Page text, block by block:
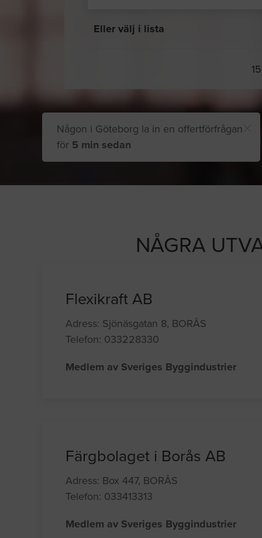
Eller välj i lista
Någon i Göteborg la in en offertförfrågan
för 5 min sedan
NÅGRA
Flexikraft AB
Adress: Sjönäsgatan 8, BORÅS
Telefon: 033228330
Medlem av Sveriges Byggindustrier
Färgbolaget i Borås AB
Adress: Box 447, BORÅS
Telefon: 033413313
Medlem av Sveriges Byggindustrier